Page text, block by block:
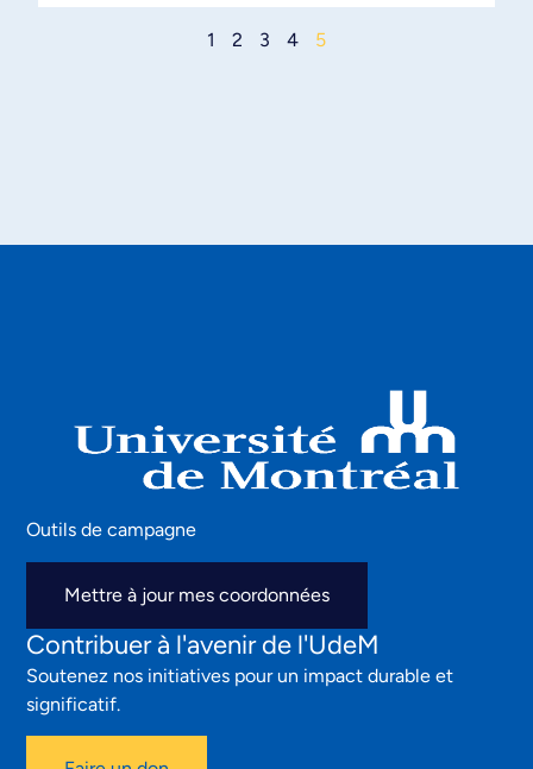
1 2 3 4 5
Outils de campagne
Mettre à jour mes coordonnées
Contribuer à l'avenir de l'UdeM
Soutenez nos initiatives pour un impact durable et
significatif.